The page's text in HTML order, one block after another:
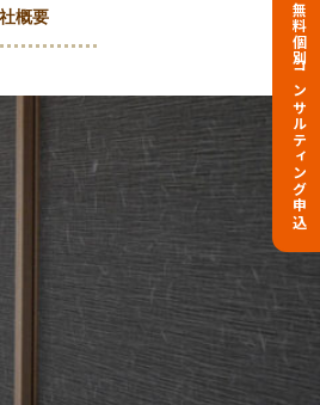
無料個別コンサルティング申込
概要